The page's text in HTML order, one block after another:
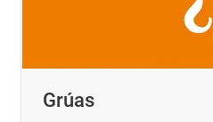
Grúas